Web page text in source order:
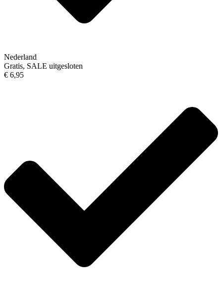
Nederland
Gratis, SALE uitgesloten
€ 6,95